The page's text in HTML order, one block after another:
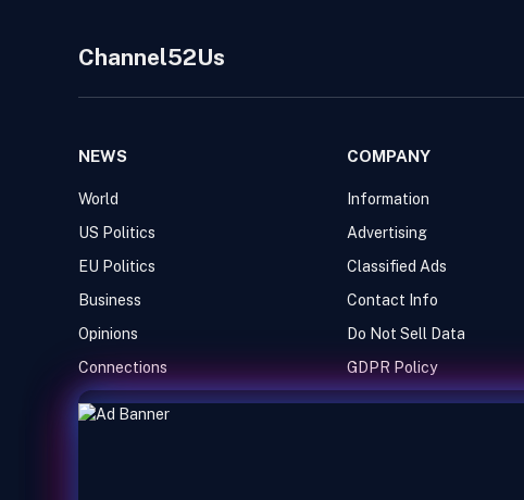
Channel52Us
NEWS
World
US Politics
EU Politics
Business
Opinions
Connections
COMPANY
Information
Advertising
Classified Ads
Contact Info
Do Not Sell Data
GDPR Policy